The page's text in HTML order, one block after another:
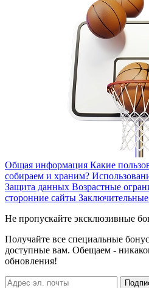
Общая информация Какие
собираем и храним?
Защита данных Возрастные
сторонние сайты
Не пропускайте эксклюзивные
Получайте все специальные
доступные вам. Обещаем -
обновления!